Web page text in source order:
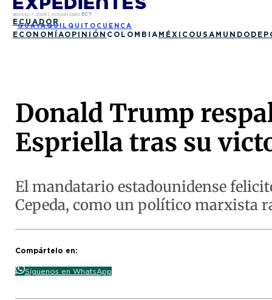
agosto 7, 2026| Actualizado ECT
ECUADOR
GUAYAQUIL QUITO CUENCA
ECONOMÍAOPINIÓN COLOMBIA MÉXICO USA MUNDO
Donald Trump
Espriella tras su
El mandatario estadounidense
Cepeda, como un político marxista
Compártelo en:
Síguenos en WhatsApp